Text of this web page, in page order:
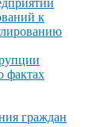
к
фактах
граждан